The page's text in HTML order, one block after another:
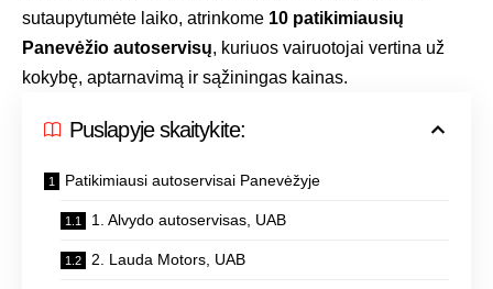
sutaupytumėte laiko, atrinkome 10 patikimiausių
Panevėžio autoservisų, kuriuos vairuotojai vertina už
kokybę, aptarnavimą ir sąžiningas kainas.
Puslapyje skaitykite:
Patikimiausi autoservisai Panevėžyje
1. Alvydo autoservisas, UAB
2. Lauda Motors, UAB